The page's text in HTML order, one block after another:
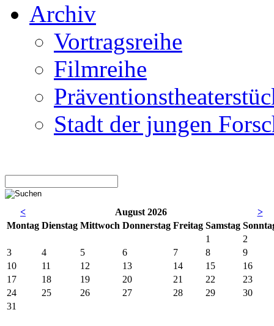
Archiv
Vortragsreihe
Filmreihe
Stadt der jungen
< August 2026
>
Montag Dienstag Mittwoch Donnerstag Freitag Samstag So
1
2
3
4 5 6 7 8
9
10
11 12 13 14 15
16
17
18 19 20 21 22
23
24
25 26 27 28 29
30
31